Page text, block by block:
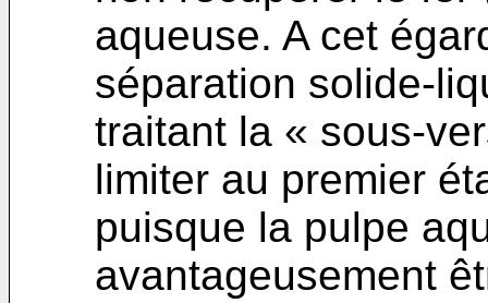
aqueuse. A cet
séparation solide-
traitant la « sous-
limiter au premier
puisque la pulpe
avantageusement